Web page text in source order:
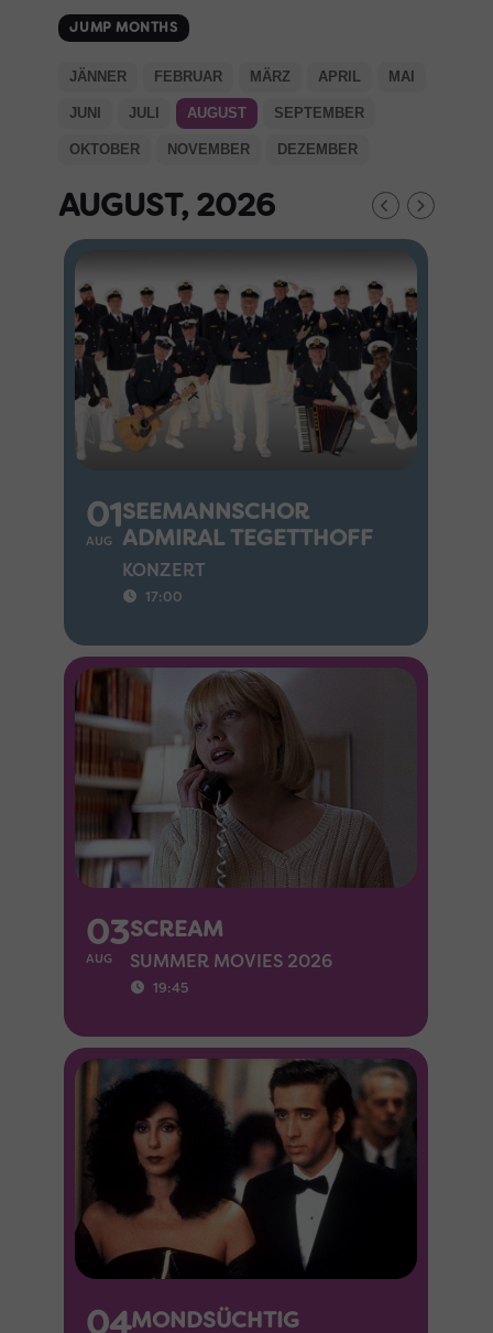
JUMP MONTHS
JÄNNER FEBRUAR MÄRZ APRIL MAI
JUNI JULI AUGUST SEPTEMBER
OKTOBER NOVEMBER DEZEMBER
AUGUST, 2026
01
AUG
SEEMANNSCHOR
ADMIRAL TEGETTHOFF
KONZERT
17:00
03
AUG
SCREAM
SUMMER MOVIES 2026
19:45
04MONDSÜCHTIG